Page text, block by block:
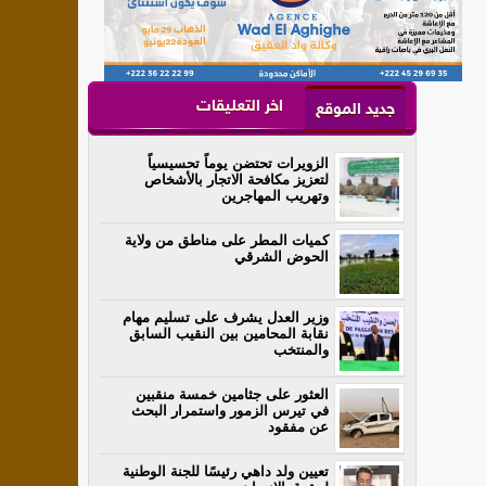
جديد الموقع اخر التعليقات
الزويرات تحتضن يوماً تحسيسياً
لتعزيز مكافحة الاتجار بالأشخاص
وتهريب المهاجرين
كميات المطر على مناطق من ولاية
الحوض الشرقي
وزير العدل يشرف على تسليم مهام
نقابة المحامين بين النقيب السابق
والمنتخب
العثور على جثامين خمسة منقبين
في تيرس الزمور واستمرار البحث
عن مفقود
تعيين ولد داهي رئيسًا للجنة الوطنية